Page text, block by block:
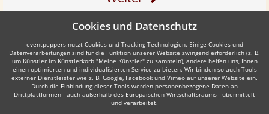
Auch interessant:
Alternative Band
Cookies und Datenschutz
eventpeppers nutzt Cookies und Tracking-Technologien. Einige Cookies und
Datenverarbeitungen sind für die Funktion unserer Website zwingend erforderlich (z. B.
um Künstler im Künstlerkorb "Meine Künstler" zu sammeln), andere helfen uns, Ihnen
einen optimierten und individualisierten Service zu bieten. Wir binden so auch Tools
externer Dienstleister wie z. B. Google, Facebook und Vimeo auf unserer Website ein.
Durch die Einbindung dieser Tools werden personenbezogene Daten an
Drittplattformen - auch außerhalb des Europäischen Wirtschaftsraums - übermittelt
und verarbeitet.